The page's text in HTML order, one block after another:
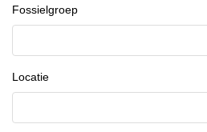
Fossielgroep
Locatie